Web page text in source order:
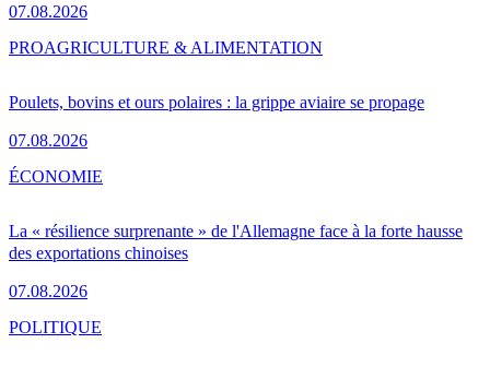
07.08.2026
Poulets, bovins et ours polaires : la grippe aviaire se propage
07.08.2026
PROAGRICULTURE & ALIMENTATION
La « résilience surprenante » de l'Allemagne face à la forte hausse
des exportations chinoises
07.08.2026
ÉCONOMIE
POLITIQUE